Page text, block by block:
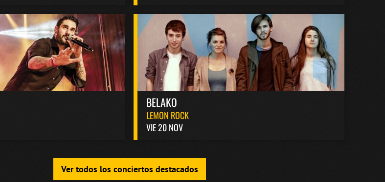
BELAKO
LEMON ROCK
VIE 20 NOV
Ver todos los conciertos destacados